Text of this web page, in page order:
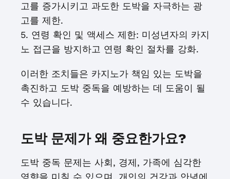
고를 증가시키고 과도한 도박을 자극하는 광
고를 제한.
5. 연령 확인 및 액세스 제한: 미성년자의 카지
노 접근을 방지하고 연령 확인 절차를 강화.
이러한 조치들은 카지노가 책임 있는 도박을
촉진하고 도박 중독을 예방하는 데 도움이 될
수 있습니다.
도박 문제가 왜 중요한가요?
도박 중독 문제는 사회, 경제, 가족에 심각한
영향을 미칠 수 있으며, 개인의 건강과 안녕에